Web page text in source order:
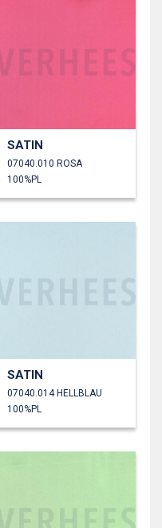
SATIN
07040.010 ROSA
100%PL
SATIN
07040.014 HELLBLAU
100%PL